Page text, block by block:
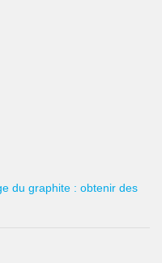
du graphite : obtenir des